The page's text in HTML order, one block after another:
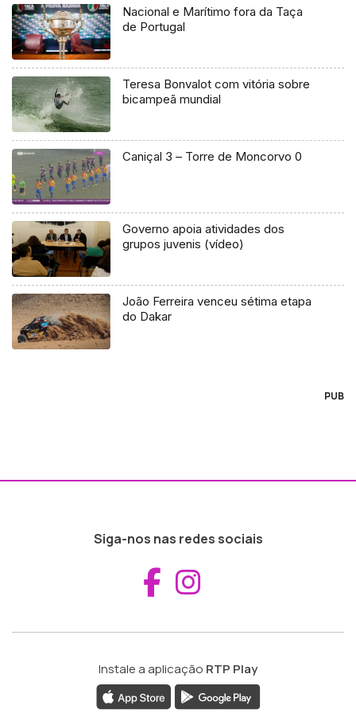
Nacional e Marítimo fora da Taça
de Portugal
Teresa Bonvalot com vitória sobre
bicampeã mundial
Caniçal 3 – Torre de Moncorvo 0
Governo apoia atividades dos
grupos juvenis (vídeo)
João Ferreira venceu sétima etapa
do Dakar
PUB
Siga-nos nas redes sociais
Aceder ao
Instale a aplicação RTP Play